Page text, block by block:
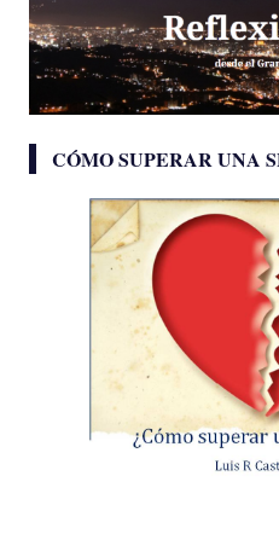
CÓMO SUPERAR UNA